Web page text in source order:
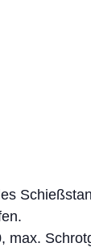
max.